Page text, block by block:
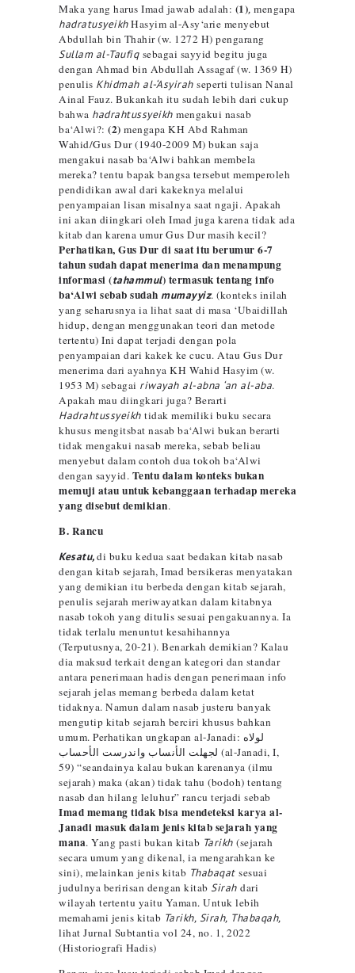
Maka yang harus Imad jawab adalah: (1), mengapa
hadratusyeikhHasyim al-Asy‘arie menyebut
Abdullah bin Thahir (w. 1272 H) pengarang
Sullam al-Taufiq sebagai sayyid begitu juga
dengan Ahmad bin Abdullah Assagaf (w. 1369 H)
penulis Khidmah al-‘Asyirah seperti tulisan Nanal
Ainal Fauz. Bukankah itu sudah lebih dari cukup
bahwa hadrahtussyeikh mengakui nasab
ba‘Alwi?: (2) mengapa KH Abd Rahman
Wahid/Gus Dur (1940-2009 M) bukan saja
mengakui nasab ba‘Alwi bahkan membela
mereka? tentu bapak bangsa tersebut memperoleh
pendidikan awal dari kakeknya melalui
penyampaian lisan misalnya saat ngaji. Apakah
ini akan diingkari oleh Imad juga karena tidak ada
kitab dan karena umur Gus Dur masih kecil?
Perhatikan, Gus Dur di saat itu berumur 6-7
tahun sudah dapat menerima dan menampung
informasi (tahammul) termasuk tentang info
ba‘Alwi sebab sudah mumayyiz. (konteks inilah
yang seharusnya ia lihat saat di masa ‘Ubaidillah
hidup, dengan menggunakan teori dan metode
tertentu) Ini dapat terjadi dengan pola
penyampaian dari kakek ke cucu. Atau Gus Dur
menerima dari ayahnya KH Wahid Hasyim (w.
1953 M) sebagai riwayah al-abna ‘an al-aba.
Apakah mau diingkari juga? Berarti
Hadrahtussyeikh tidak memiliki buku secara
khusus mengitsbat nasab ba‘Alwi bukan berarti
tidak mengakui nasab mereka, sebab beliau
menyebut dalam contoh dua tokoh ba‘Alwi
dengan sayyid. Tentu dalam konteks bukan
memuji atau untuk kebanggaan terhadap mereka
yang disebut demikian.
B. Rancu
Kesatu,di buku kedua saat bedakan kitab nasab
dengan kitab sejarah, Imad bersikeras menyatakan
yang demikian itu berbeda dengan kitab sejarah,
penulis sejarah meriwayatkan dalam kitabnya
nasab tokoh yang ditulis sesuai pengakuannya. Ia
tidak terlalu menuntut kesahihannya
(Terputusnya, 20-21). Benarkah demikian? Kalau
dia maksud terkait dengan kategori dan standar
antara penerimaan hadis dengan penerimaan info
sejarah jelas memang berbeda dalam ketat
tidaknya. Namun dalam nasab justeru banyak
mengutip kitab sejarah berciri khusus bahkan
umum. Perhatikan ungkapan al-Janadi: لولاه
لجهلت الأنساب واندرست الأحساب (al-Janadi, I,
59) “seandainya kalau bukan karenanya (ilmu
sejarah) maka (akan) tidak tahu (bodoh) tentang
nasab dan hilang leluhur” rancu terjadi sebab
Imad memang tidak bisa mendeteksi karya al-
Janadi masuk dalam jenis kitab sejarah yang
mana. Yang pasti bukan kitab Tarikh (sejarah
secara umum yang dikenal, ia mengarahkan ke
sini), melainkan jenis kitab Thabaqat sesuai
judulnya beririsan dengan kitab Sirah dari
wilayah tertentu yaitu Yaman. Untuk lebih
memahami jenis kitab Tarikh, Sirah, Thabaqah,
lihat Jurnal Subtantia vol 24, no. 1, 2022
(Historiografi Hadis)